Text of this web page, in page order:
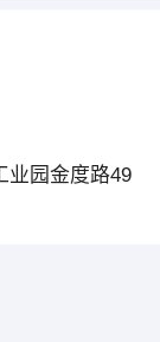
业园金度路49